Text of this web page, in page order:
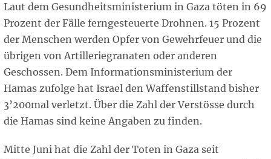
Laut dem Gesundheitsministerium in Gaza töten in 69
Prozent der Fälle ferngesteuerte Drohnen. 15 Prozent
der Menschen werden Opfer von Gewehrfeuer und die
übrigen von Artilleriegranaten oder anderen
Geschossen. Dem Informationsministerium der
Hamas zufolge hat Israel den Waffenstillstand bisher
3’200mal verletzt. Über die Zahl der Verstösse durch
die Hamas sind keine Angaben zu finden.
Mitte Juni hat die Zahl der Toten in Gaza seit